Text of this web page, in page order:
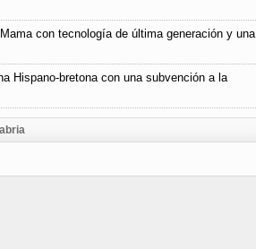
con tecnología de última generación y una
Hispano-bretona con una subvención a la